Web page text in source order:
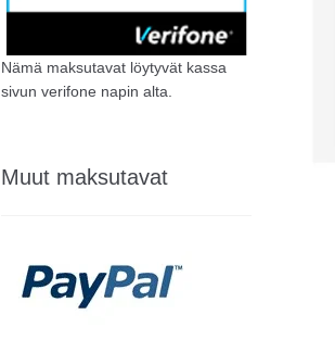
Nämä maksutavat löytyvät kassa
sivun verifone napin alta.
Muut maksutavat